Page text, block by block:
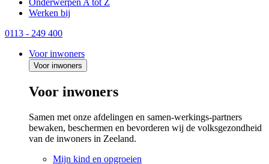
Onderwerpen A tot Z
Werken bij
0113 - 249 400
Voor inwoners
Voor inwoners
Voor inwoners
Samen met onze afdelingen en samen-werkings-partners
bewaken, beschermen en bevorderen wij de volksgezondheid
van de inwoners in Zeeland.
Mijn kind en opgroeien